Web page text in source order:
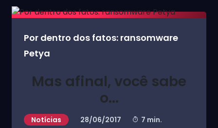
Por dentro dos fatos: ransomware
Petya
Mas afinal, você sabe
o...
Notícias 28/06/2017 7 min.